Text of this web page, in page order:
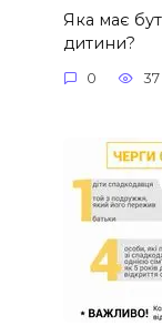
Яка має
дитини?
0 37